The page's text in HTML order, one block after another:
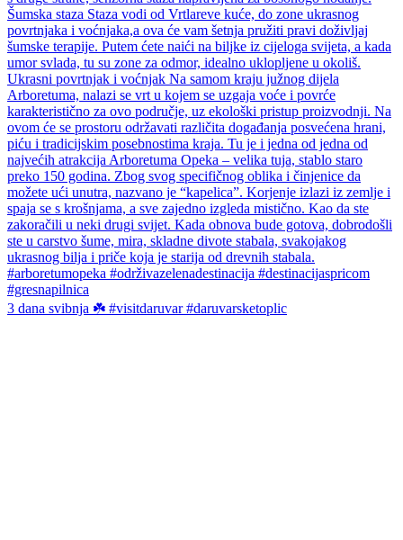
3 dana svibnja ☘️ #visitdaruvar #daruvarsketoplic